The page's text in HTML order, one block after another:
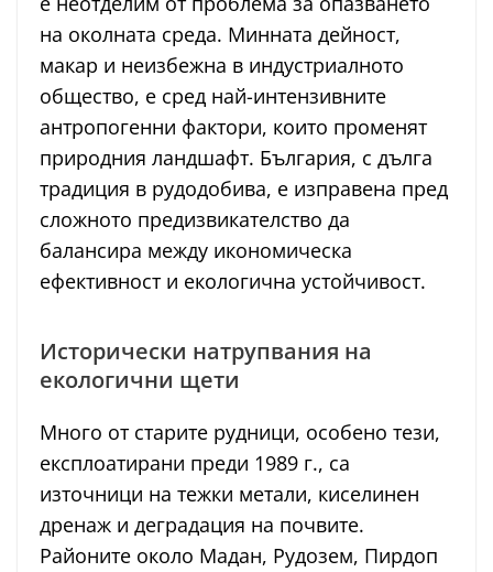
на околната среда. Минната дейност,
макар и неизбежна в индустриалното
общество, е сред най-интензивните
антропогенни фактори, които променят
природния ландшафт. България, с дълга
традиция в рудодобива, е изправена пред
сложното предизвикателство да
балансира между икономическа
ефективност и екологична устойчивост.
Исторически натрупвания на
екологични щети
Много от старите рудници, особено тези,
експлоатирани преди 1989 г., са
източници на тежки метали, киселинен
дренаж и деградация на почвите.
Районите около Мадан, Рудозем, Пирдоп